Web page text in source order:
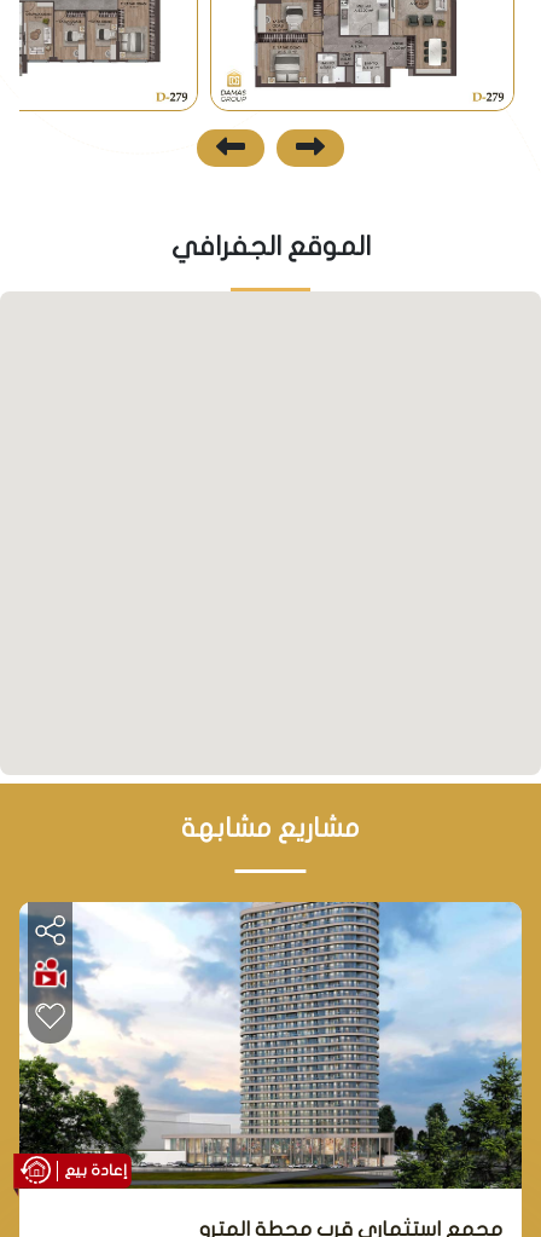
الموقع الجفرافي
مشاريع مشابهة
مجمع استثماري قرب محطة المترو